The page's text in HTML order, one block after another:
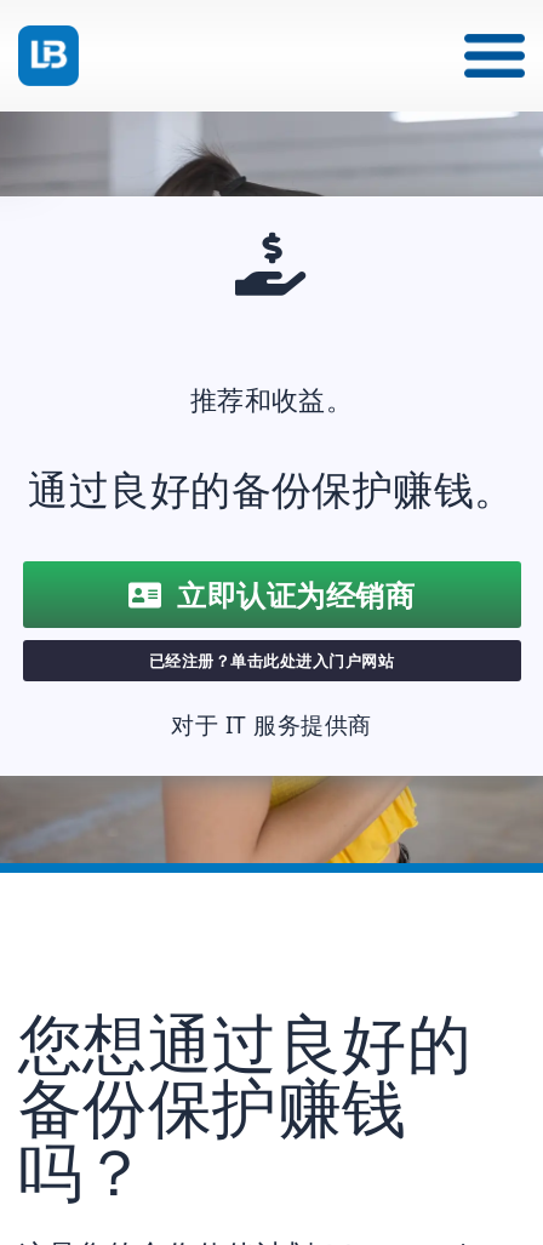
推荐和收益。
通过良好的备份保护赚钱。
立即认证为经销商
已经注册？单击此处进入门户网站
对于 IT 服务提供商
您想通过良好的
备份保护赚钱
吗？